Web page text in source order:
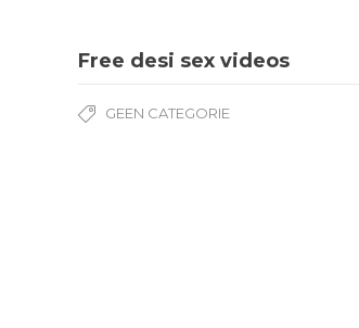
Free desi sex videos
GEEN CATEGORIE